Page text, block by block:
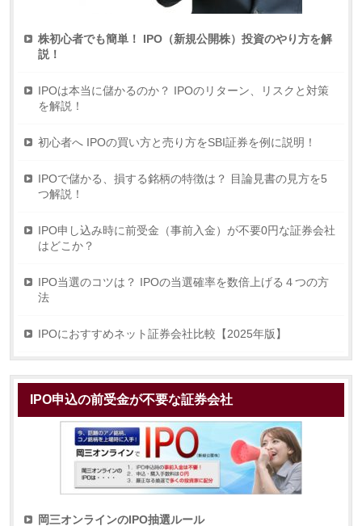
株初心者でも簡単！ IPO（新規公開株）投資のやり方を解
説！
IPOは本当に儲かるのか？ IPOのリターン、リスクと対策
を解説！
初心者へ IPOの買い方と売り方をSBI証券を例に説明！
IPOで儲かる、損する銘柄の特徴は？ 目論見書の見方を5
つ解説！
IPO申し込み時に前受金（事前入金）が不要0円な証券会社
はどこか？
IPO当選のコツは？ IPOの当選確率を数倍上げる４つの方
法
IPOにおすすめネット証券会社比較【2025年版】
IPO申込の前受金が不要な証券会社
岡三オンラインのIPO抽選ルール